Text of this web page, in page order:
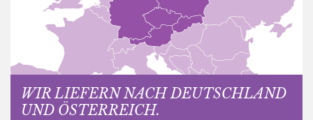
WIR LIEFERN NACH DEUTSCHLAND
UND ÖSTERREICH.